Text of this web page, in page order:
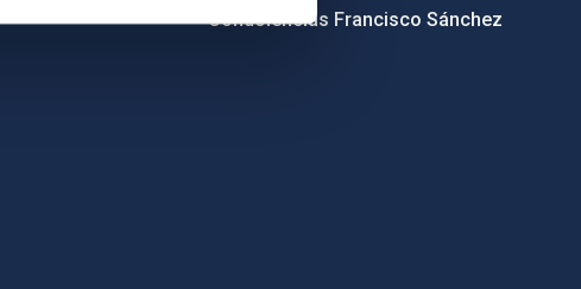
Condolencias Francisco Sánchez